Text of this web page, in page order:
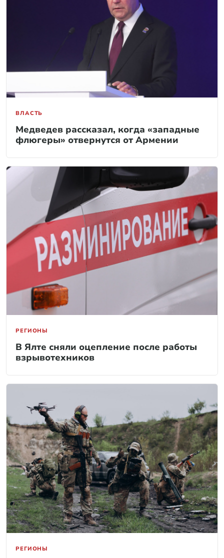
ВЛАСТЬ
Медведев рассказал, когда «западные
флюгеры» отвернутся от Армении
РЕГИОНЫ
В Ялте сняли оцепление после работы
взрывотехников
РЕГИОНЫ